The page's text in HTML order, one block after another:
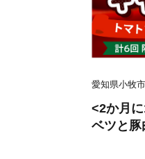
愛知県小牧市
<2か月
ベツと豚